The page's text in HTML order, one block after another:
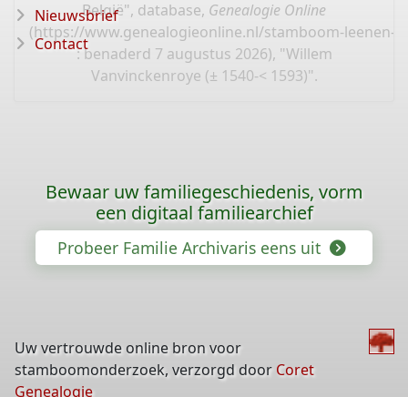
België", database, Genealogie Online
(https://www.genealogieonline.nl/stamboom-leenen-
: benaderd 7 augustus 2026), "Willem
Vanvinckenroye (± 1540-< 1593)".
Nieuwsbrief
Contact
Bewaar uw familiegeschiedenis, vorm
een digitaal familiearchief
Probeer Familie Archivaris eens uit
Uw vertrouwde online bron voor
stamboomonderzoek, verzorgd door Coret
Genealogie